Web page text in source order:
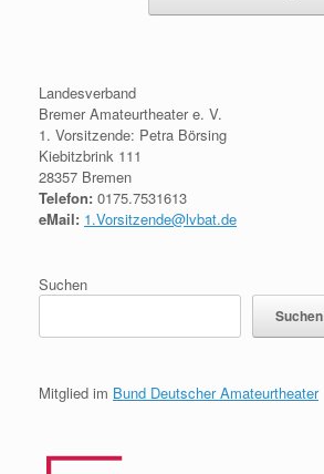
Landesverband
Bremer Amateurtheater e. V.
1. Vorsitzende: Petra Börsing
Kiebitzbrink 111
28357 Bremen
Telefon: 0175.7531613
eMail: 1.Vorsitzende@lvbat.de
Suchen
Suchen
Mitglied im Bund Deutscher Amateurtheater